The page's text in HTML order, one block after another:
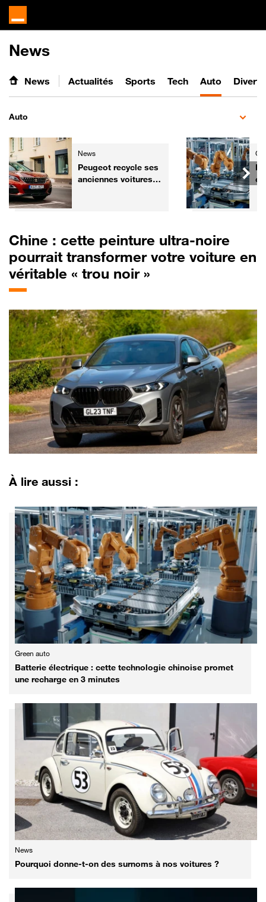
News
News Actualités Sports Tech Auto
Auto
News
Peugeot recycle ses
anciennes voitures
Chine : cette peinture ultra-noire
pourrait transformer votre voiture en
véritable « trou noir »
À lire aussi :
Green auto
Batterie électrique : cette technologie chinoise promet
une recharge en 3 minutes
News
Pourquoi donne-t-on des surnoms à nos voitures ?